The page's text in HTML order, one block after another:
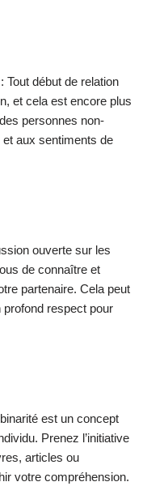
: Tout début de relation
et cela est encore plus
personnes non-
aux sentiments de
ouverte sur les
de connaître et
partenaire. Cela peut
respect pour
est un concept
Prenez l’initiative
articles ou
votre compréhension.